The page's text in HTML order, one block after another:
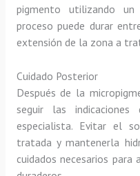
pigmento utilizando un
proceso puede durar
extensión de la zona a
Cuidado Posterior
Después de la
seguir las
especialista. Evitar el
tratada y mantenerla
cuidados necesarios